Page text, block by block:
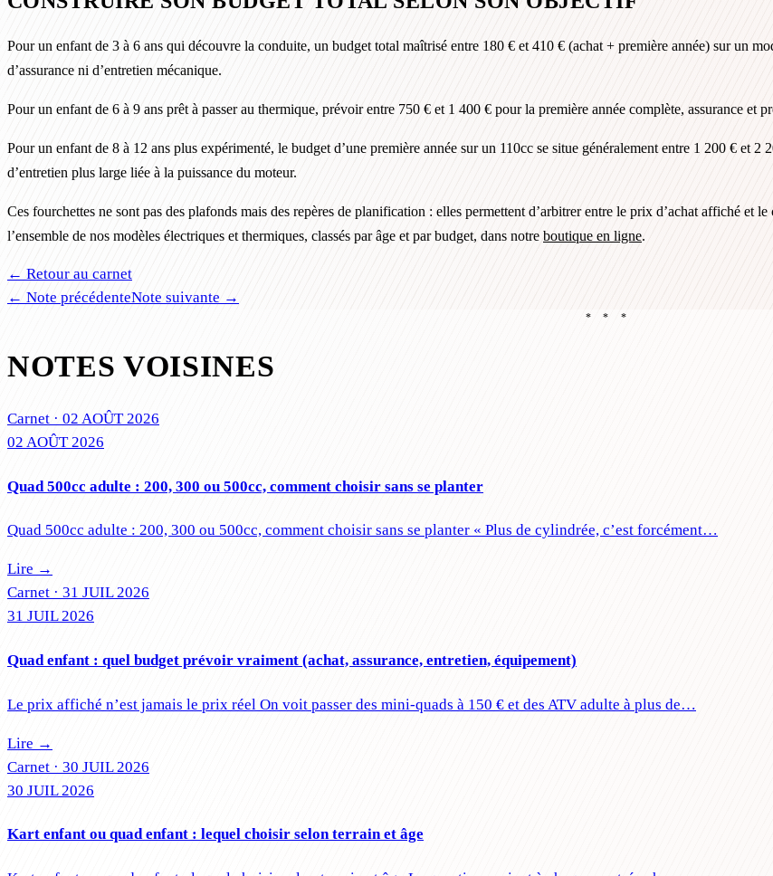
Pour un enfant de 3 à 6 ans qui découvre la conduite, un budget total maîtrisé entre 180 € et 410 € (achat + première année) sur un
d’assurance ni d’entretien mécanique.
Pour un enfant de 6 à 9 ans prêt à passer au thermique, prévoir entre 750 € et 1 400 € pour la première année complète, assurance et
Pour un enfant de 8 à 12 ans plus expérimenté, le budget d’une première année sur un 110cc se situe généralement entre 1 200 € et
d’entretien plus large liée à la puissance du moteur.
Ces fourchettes ne sont pas des plafonds mais des repères de planification : elles permettent d’arbitrer entre le prix d’achat affiché et
l’ensemble de nos modèles électriques et thermiques, classés par âge et par budget, dans notre boutique en ligne.
← Retour au carnet
← Note précédenteNote suivante →
* * *
NOTES VOISINES
Carnet · 02 AOÛT 2026
02 AOÛT 2026
Quad 500cc adulte : 200, 300 ou 500cc, comment choisir sans se planter
Quad 500cc adulte : 200, 300 ou 500cc, comment choisir sans se planter « Plus de cylindrée, c’est forcément…
Lire →
Carnet · 31 JUIL 2026
31 JUIL 2026
Quad enfant : quel budget prévoir vraiment (achat, assurance, entretien, équipement)
Le prix affiché n’est jamais le prix réel On voit passer des mini-quads à 150 € et des ATV adulte à plus de…
Lire →
Carnet · 30 JUIL 2026
30 JUIL 2026
Kart enfant ou quad enfant : lequel choisir selon terrain et âge